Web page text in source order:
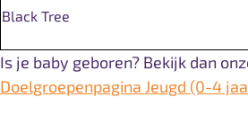
Black Tree
Is je baby geboren? Bekijk dan
Doelgroepenpagina Jeugd (0-4